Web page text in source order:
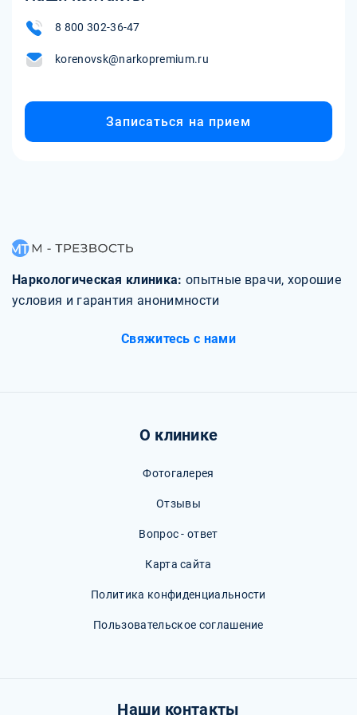
8 800 302-36-47
korenovsk@narkopremium.ru
Записаться на прием
Наркологическая клиника: опытные врачи, хорошие
условия и гарантия анонимности
Свяжитесь с нами
О клинике
Фотогалерея
Отзывы
Вопрос - ответ
Карта сайта
Политика конфиденциальности
Пользовательское соглашение
Наши контакты